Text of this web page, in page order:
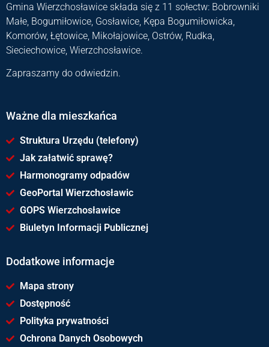
Gmina Wierzchosławice składa się z 11 sołectw: Bobrowniki
Małe, Bogumiłowice, Gosławice, Kępa Bogumiłowicka,
Komorów, Łętowice, Mikołajowice, Ostrów, Rudka,
Sieciechowice, Wierzchosławice.
Zapraszamy do odwiedzin.
Ważne dla mieszkańca
Struktura Urzędu (telefony)
Jak załatwić sprawę?
Harmonogramy odpadów
GeoPortal Wierzchosławic
GOPS Wierzchosławice
Biuletyn Informacji Publicznej
Dodatkowe informacje
Mapa strony
Dostępność
Polityka prywatności
Ochrona Danych Osobowych